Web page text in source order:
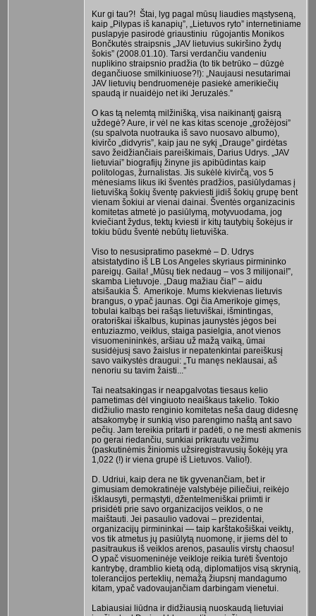
Kur gi tau?! Štai, lyg pagal mūsų liaudies mąstyseną,
kaip „Pilypas iš kanapių”, „Lietuvos ryto” internetiniame
puslapyje pasirodė griaustiniu rūgojantis Monikos
Bončkutės straipsnis „JAV lietuvius sukiršino žydų
šokis” (2008.01.10). Tarsi verdančiu vandeniu
nuplikino straipsnio pradžia (to tik betrūko – dūzgė
degančiuose smilkiniuose?!): „Naujausi nesutarimai
JAV lietuvių bendruomenėje pasiekė amerikiečių
spaudą ir nuaidėjo net iki Jeruzalės.”
O kas tą nelemtą milžinišką, visa naikinantį gaisrą
uždegė? Aure, ir vėl ne kas kitas scenoje „grožėjosi”
(su spalvota nuotrauka iš savo nuosavo albumo),
kivirčo „didvyris”, kaip jau ne sykį „Drauge” girdėtas
savo žeidžiančiais pareiškimais, Darius Udrys. „JAV
lietuviai” biografijų žinyne jis apibūdintas kaip
politologas, žurnalistas. Jis sukėlė kivirčą, vos 5
mėnesiams likus iki šventės pradžios, pasiūlydamas į
lietuvišką šokių šventę pakviesti jidiš šokių grupę bent
vienam šokiui ar vienai dainai. Šventės organizacinis
komitetas atmetė jo pasiūlymą, motyvuodama, jog
kviečiant žydus, tektų kviesti ir kitų tautybių šokėjus ir
tokiu būdu šventė nebūtų lietuviška.
Viso to nesusipratimo pasekmė – D. Udrys
atsistatydino iš LB Los Angeles skyriaus pirmininko
pareigų. Gaila! „Mūsų tiek nedaug – vos 3 milijonai!”,
skamba Lietuvoje. „Daug mažiau čia!” – aidu
atsišaukia Š. Amerikoje. Mums kiekvienas lietuvis
brangus, o ypač jaunas. Ogi čia Amerikoje gimęs,
tobulai kalbąs bei rašąs lietuviškai, išmintingas,
oratoriškai iškalbus, kupinas jaunystės jėgos bei
entuziazmo, veiklus, staiga pasielgia, anot vienos
visuomenininkės, aršiau už mažą vaiką, ūmai
susidėjusį savo žaislus ir nepatenkintai pareiškusį
savo vaikystės draugui: „Tu manęs neklausai, aš
nenoriu su tavim žaisti...”
Tai neatsakingas ir neapgalvotas tiesaus kelio
pametimas dėl vingiuoto neaiškaus takelio. Tokio
didžiulio masto renginio komitetas neša daug didesnę
atsakomybę ir sunkią viso parengimo naštą ant savo
pečių. Jam tereikia pritarti ir padėti, o ne mesti akmenis
po gerai riedančiu, sunkiai prikrautu vežimu
(paskutinėmis žiniomis užsiregistravusių šokėjų yra
1,022 (!) ir viena grupė iš Lietuvos. Valio!).
D. Udriui, kaip dera ne tik gyvenančiam, bet ir
gimusiam demokratinėje valstybėje piliečiui, reikėjo
išklausyti, permąstyti, džentelmeniškai priimti ir
prisidėti prie savo organizacijos veiklos, o ne
maištauti. Jei pasaulio vadovai – prezidentai,
organizacijų pirmininkai — taip karštakošiškai veiktų,
vos tik atmetus jų pasiūlytą nuomonę, ir jiems dėl to
pasitraukus iš veiklos arenos, pasaulis virstų chaosu!
O ypač visuomeninėje veikloje reikia turėti šventojo
kantrybę, dramblio kietą odą, diplomatijos visą skrynią,
tolerancijos perteklių, nemažą žiupsnį mandagumo
kitam, ypač vadovaujančiam darbingam vienetui.
Labiausiai liūdna ir didžiausią nuoskaudą lietuviai